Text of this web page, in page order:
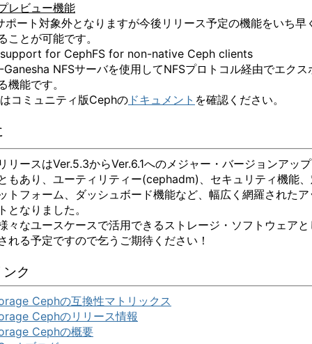
レビュー機能
ポート対象外となりますが今後リリース予定の機能をいち早
ことが可能です。
for CephFS for non-native Ceph clients
NFSサーバを使用してNFSプロトコル経由でエクス
機能です。
ミュニティ版Cephの ドキュメント を確認ください。
リースはVer.5.3からVer.6.1へのメジャー・バージョンアッ
もあり、ユーティリティー(cephadm)、セキュリティ機能
トフォーム、ダッシュボード機能など、幅広く網羅されたア
となりました。
々なユースケースで活用できるストレージ・ソフトウェアと
れる予定ですので乞うご期待ください！
ク
Cephの互換性マトリックス
Cephのリリース情報
Cephの概要